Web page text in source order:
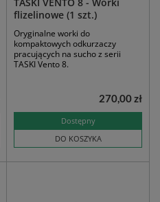
flizelinowe (1 szt.)
Oryginalne worki do
kompaktowych odkurzaczy
pracujących na sucho z serii
TASKI Vento 8.
Dostępny
DO KOSZYKA
270,00 zł